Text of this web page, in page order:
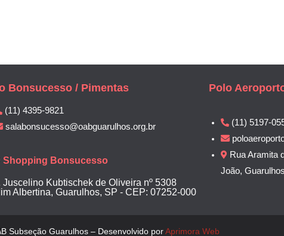
Bonsucesso / Pimentas
(11) 4395-9821
salabonsucesso@oabguarulhos.org.br
Shopping Bonsucesso
Juscelino Kubtischek de Oliveira nº 5308
Albertina, Guarulhos, SP - CEP: 07252-000
Polo
(11) 5197-
Rua Aramita
João,
Subseção Guarulhos – Desenvolvido porAprimora Web